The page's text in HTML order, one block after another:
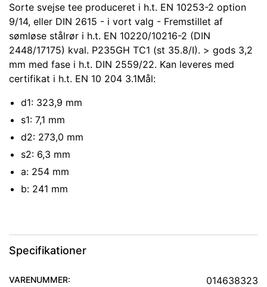
Sorte svejse tee produceret i h.t. EN 10253-2 option
9/14, eller DIN 2615 - i vort valg - Fremstillet af
sømløse stålrør i h.t. EN 10220/10216-2 (DIN
2448/17175) kval. P235GH TC1 (st 35.8/I). > gods 3,2
mm med fase i h.t. DIN 2559/22. Kan leveres med
certifikat i h.t. EN 10 204 3.1Mål:
d1: 323,9 mm
s1: 7,1 mm
d2: 273,0 mm
s2: 6,3 mm
a: 254 mm
b: 241 mm
Specifikationer
VARENUMMER: 014638323